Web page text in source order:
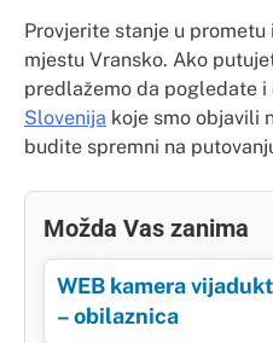
Provjerite stanje u prometu
mjestu Vransko. Ako
predlažemo da pogledate i
Slovenija koje smo objavili
budite spremni na
Možda Vas zanima
WEB kamera
– obilaznica